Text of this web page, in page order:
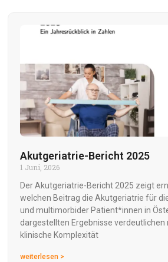
Akutgeriatrie-Bericht 2025
1 Juni, 2026
Der Akutgeriatrie-Bericht 2025 zeigt
welchen Beitrag die Akutgeriatrie für
und multimorbider Patient*innen in
dargestellten Ergebnisse verdeutlichen
klinische Komplexität
weiterlesen >